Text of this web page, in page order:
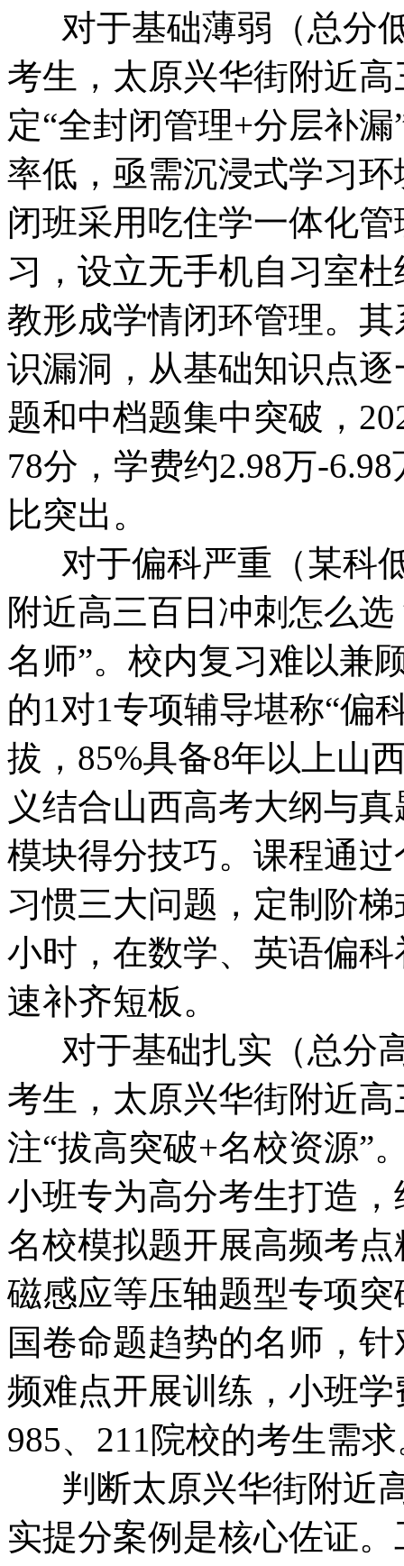
对于基础薄弱（总分
考生，太原兴华街附近
定“全封闭管理+分层补
率低，亟需沉浸式学习
闭班采用吃住学一体化
习，设立无手机自习室
教形成学情闭环管理。
识漏洞，从基础知识点
题和中档题集中突破，
78分，学费约2.98万-
比突出。
对于偏科严重（某科
附近高三百日冲刺怎么
名师”。校内复习难以兼
的1对1专项辅导堪称“偏
拔，85%具备8年以上山
义结合山西高考大纲与
模块得分技巧。课程通
习惯三大问题，定制阶
小时，在数学、英语偏
速补齐短板。
对于基础扎实（总分
考生，太原兴华街附近
注“拔高突破+名校资源”
小班专为高分考生打造
名校模拟题开展高频考
磁感应等压轴题型专项
国卷命题趋势的名师，
频难点开展训练，小班
985、211院校的考生需
判断太原兴华街附近
实提分案例是核心佐证